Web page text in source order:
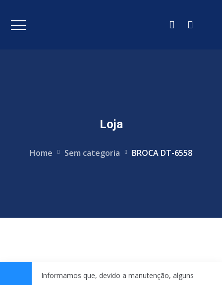
Loja
Home Sem categoria BROCA DT-6558
Informamos que, devido a manutenção, alguns